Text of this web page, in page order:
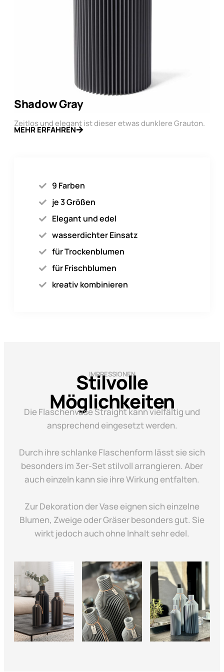
Shadow Gray
Zeitlos und elegant ist dieser etwas dunklere Grauton.
MEHR ERFAHREN
9 Farben
je 3 Größen
Elegant und edel
wasserdichter Einsatz
für Trockenblumen
für Frischblumen
kreativ kombinieren
IMPRESSIONEN
Stilvolle
Möglichkeiten
Die Flaschenvase Straight kann vielfältig und
ansprechend eingesetzt werden.
Durch ihre schlanke Flaschenform lässt sie sich
besonders im 3er-Set stilvoll arrangieren. Aber
auch einzeln kann sie ihre Wirkung entfalten.
Zur Dekoration der Vase eignen sich einzelne
Blumen, Zweige oder Gräser besonders gut. Sie
wirkt jedoch auch ohne Inhalt sehr edel.